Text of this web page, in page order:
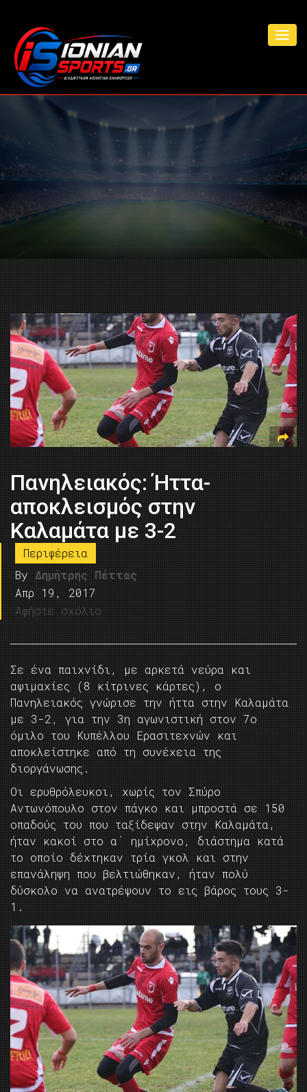
Πανηλειακός: Ήττα-
αποκλεισμός στην
Καλαμάτα με 3-2
Περιφέρεια
By Δημήτρης Πέττας
Απρ 19, 2017
Αφήστε σχόλιο
Σε ένα παιχνίδι, με αρκετά νεύρα και
αψιμαχίες (8 κίτρινες κάρτες), ο
Πανηλειακός γνώρισε την ήττα στην Καλαμάτα
με 3-2, για την 3η αγωνιστική στον 7ο
όμιλο του Κυπέλλου Ερασιτεχνών και
αποκλείστηκε από τη συνέχεια της
διοργάνωσης.
Οι ερυθρόλευκοι, χωρίς τον Σπύρο
Αντωνόπουλο στον πάγκο και μπροστά σε 150
οπαδούς του που ταξίδεψαν στην Καλαμάτα,
ήταν κακοί στο α΄ ημίχρονο, διάστημα κατά
το οποίο δέχτηκαν τρία γκολ και στην
επανάληψη που βελτιώθηκαν, ήταν πολύ
δύσκολο να ανατρέψουν το εις βάρος τους 3-
1.